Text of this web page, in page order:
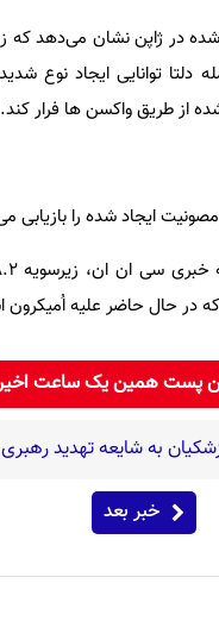
از جمله دلتا توانایی
از طریق واکسن ها فرار کند.
ایجاد شده را بازیابی می کند و
پست همین یک ساعت
به شایعه تهدید
خبر بعد